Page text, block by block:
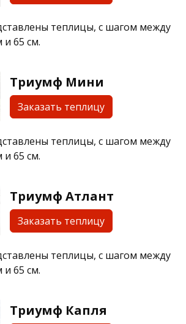
теплицы, с шагом между
и 65 см.
Триумф Мини
Заказать теплицу
теплицы, с шагом между
и 65 см.
Триумф Атлант
Заказать теплицу
теплицы, с шагом между
и 65 см.
Триумф Капля